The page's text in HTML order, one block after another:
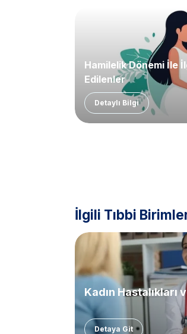
Hamilelik Dönemi İle
Edilenler
Detaylı Bilgi
İlgili Tıbbi
Kadın Hastalıkları
Detaya Git